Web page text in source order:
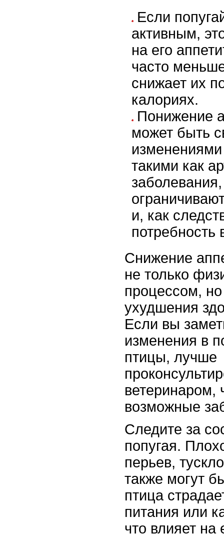
Если
активным,
на его
часто
снижает их
калориях.
Понижение
может быть
такими как
и, как
потребность
Снижение
не только
процессом,
ухудшения
Если вы
изменения в
птицы, лучше
ветеринаром,
возможные
Следите за
попугая.
перьев,
также могут
птица
питания или
что влияет на